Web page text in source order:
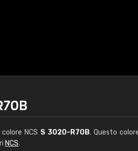
NCS S 3020-R70B. Questo
NCS.